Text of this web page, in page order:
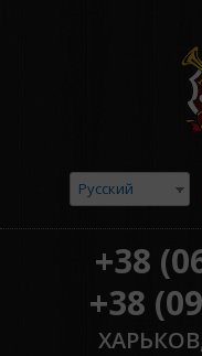
Русский
+38
+38